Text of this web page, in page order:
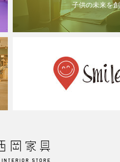
子供の未来を